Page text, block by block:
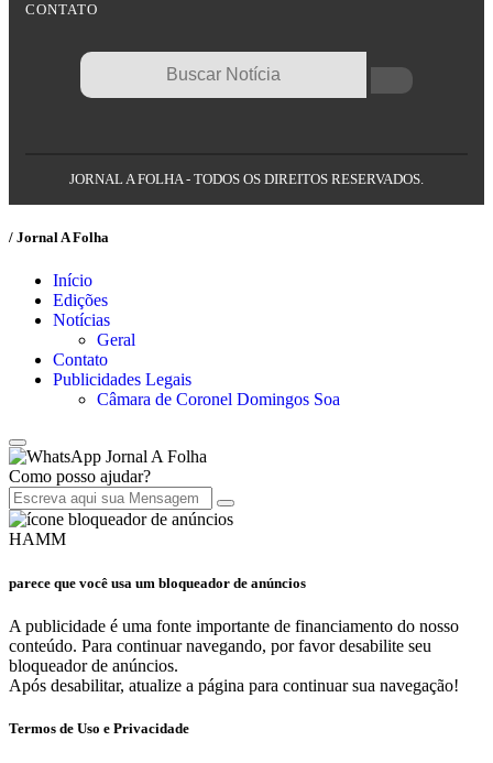
CONTATO
JORNAL A FOLHA - TODOS OS DIREITOS RESERVADOS.
/ Jornal A Folha
Início
Edições
Notícias
Geral
Contato
Publicidades Legais
Câmara de Coronel Domingos Soa
Jornal A Folha
Como posso ajudar?
HAMM
parece que você usa um bloqueador de anúncios
A publicidade é uma fonte importante de financiamento do nosso
conteúdo. Para continuar navegando, por favor desabilite seu
bloqueador de anúncios.
Após desabilitar, atualize a página para continuar sua navegação!
Termos de Uso e Privacidade